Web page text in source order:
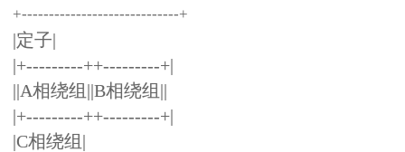
+-----------------------------+
|定子|
|+---------++---------+|
||A相绕组||B相绕组||
|+---------++---------+|
|C相绕组|